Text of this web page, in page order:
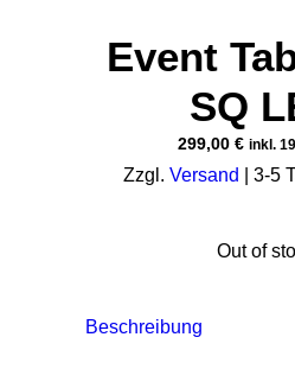
Event
SQ
299,00 € inkl.
Zzgl. Versand | 3-5
Out of
Beschreibung